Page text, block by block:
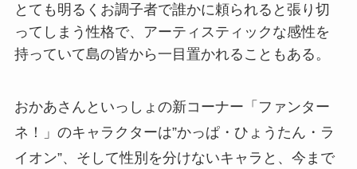
とても明るくお調子者で誰かに頼られると張り切
ってしまう性格で、アーティスティックな感性を
持っていて島の皆から一目置かれることもある。
おかあさんといっしょの新コーナー「ファンター
ネ！」のキャラクターは”かっぱ・ひょうたん・ラ
イオン”、そして性別を分けないキャラと、今まで